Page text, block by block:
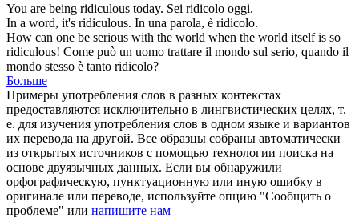
You are being ridiculous today. Sei ridicolo oggi.
In a word, it's ridiculous. In una parola, è ridicolo.
How can one be serious with the world when the world itself is so
ridiculous! Come può un uomo trattare il mondo sul serio, quando il
mondo stesso è tanto ridicolo?
Больше
Примеры употребления слов в разных контекстах
предоставляются исключительно в лингвистических целях, т.
е. для изучения употребления слов в одном языке и вариантов
их перевода на другой. Все образцы собраны автоматически
из открытых источников с помощью технологии поиска на
основе двуязычных данных. Если вы обнаружили
орфографическую, пунктуационную или иную ошибку в
оригинале или переводе, используйте опцию "Сообщить о
проблеме" или напишите нам